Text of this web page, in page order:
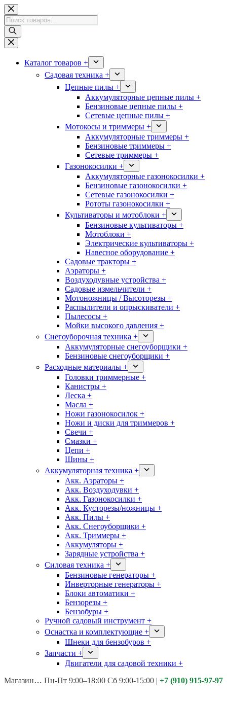
Перейти
к
сути
Поиск
товаров
Каталог товаров +
Садовая техника +
Цепные пилы +
Аккумуляторные цепные пилы +
Бензиновые цепные пилы +
Сетевые цепные пилы +
Мотокосы и триммеры +
Аккумуляторные триммеры +
Бензиновые триммеры +
Сетевые триммеры +
Газонокосилки +
Аккумуляторные газонокосилки +
Бензиновые газонокосилки +
Сетевые газонокосилки +
Рототы газонокосилки +
Культиваторы и мотоблоки +
Бензиновые культиваторы +
Мотоблоки +
Электрические культиваторы +
Навесное оборудование +
Садовые тракторы +
Аэраторы +
Воздуходувные устройства +
Садовые измельчители +
Мотоножницы / Высоторезы +
Распылители и опрыскиватели +
Пылесосы +
Мойки высокого давления +
Снегоуборочная техника +
Аккумуляторные снегоуборщики +
Бензиновые снегоуборщики +
Расходные материалы +
Головки триммерные +
Канистры +
Леска +
Масла +
Ножи газонокосилок +
Ножи и диски для триммеров +
Свечи +
Смазки +
Цепи +
Шины +
Аккумуляторная техника +
Акк. Аэраторы +
Акк. Воздуходувки +
Акк. Газонокосилки +
Акк. Кусторезы/ножницы +
Акк. Пилы +
Акк. Снегоуборщики +
Акк. Триммеры +
Аккумуляторы +
Зарядные устройства +
Силовая техника +
Бензиновые генераторы +
Инверторные генераторы +
Блоки автоматики +
Бензорезы +
Бензобуры +
Ручной садовый инструмент +
Оснастка и комплектующие +
Шнеки для бензобуров +
Запчасти +
Двигатели для садовой техники +
Магазины: Калуга ул. Московская д.113
Пн-Пт 9:00–18:00 Сб 9:00-15:00 | +7 (910) 915-97-97